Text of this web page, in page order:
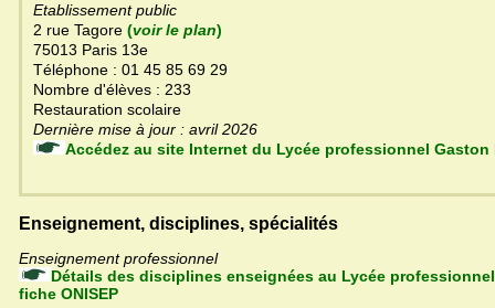
Etablissement public
2 rue Tagore (voir le plan)
75013 Paris 13e
Téléphone : 01 45 85 69 29
Nombre d'élèves : 233
Restauration scolaire
Dernière mise à jour : avril 2026
Accédez au site Internet du Lycée professionnel
Enseignement, disciplines, spécialités
Enseignement professionnel
Détails des disciplines enseignées au Lycée
fiche ONISEP